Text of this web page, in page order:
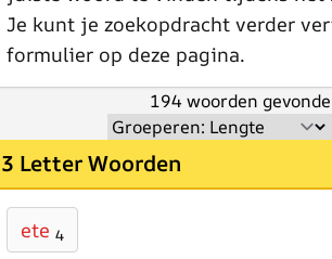
Je kunt je zoekopdracht verder
formulier op deze pagina.
194 woorden
3 Letter Woorden
ete 4